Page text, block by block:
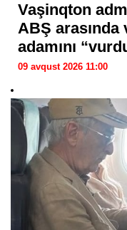
Vaşinqton
ABŞ
adamını
09 avqust 2026 11:00